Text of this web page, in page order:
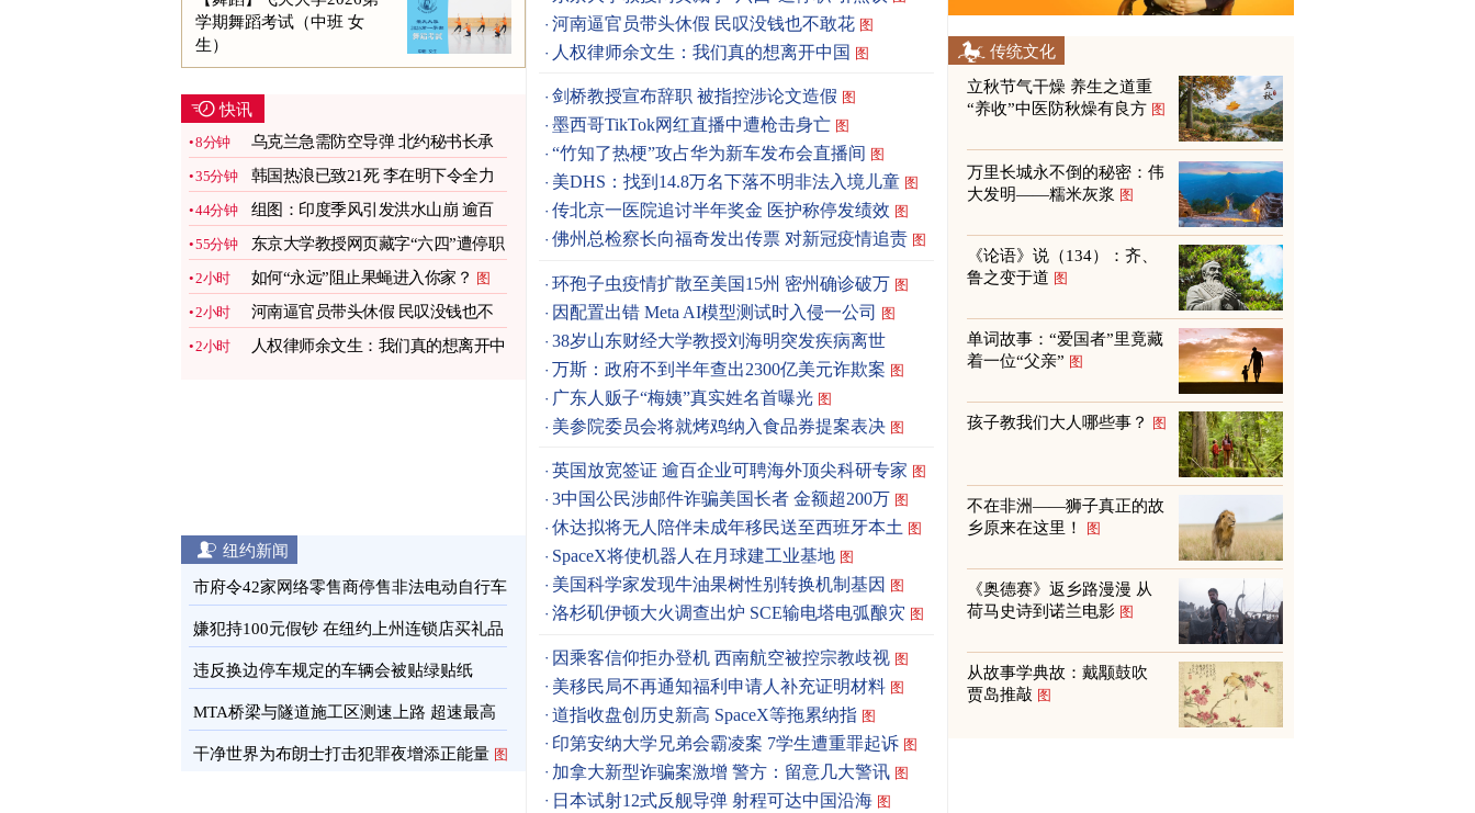
学期舞蹈考试（中班 女
生）
快讯
8分钟
乌克兰急需防空导弹 北约秘书长承
诺支援 图
35分钟
韩国热浪已致21死 李在明下令全力
应对
44分钟
组图：印度季风引发洪水山崩 逾百
人丧生 图
55分钟
东京大学教授网页藏字“六四”遭停职
引热议 图
2小时 如何“永远”阻止果蝇进入你家？ 图
2小时
河南逼官员带头休假 民叹没钱也不
敢花 图
2小时
人权律师余文生：我们真的想离开中
纽约新闻
市府令42家网络零售商停售非法电动自行车
图
嫌犯持100元假钞 在纽约上州连锁店买礼品
卡 图
违反换边停车规定的车辆会被贴绿贴纸
MTA桥梁与隧道施工区测速上路 超速最高
罚100元 图
干净世界为布朗士打击犯罪夜增添正能量 图
河南逼官员带头休假 民叹没钱也不敢花 图
人权律师余文生：我们真的想离开中国 图
剑桥教授宣布辞职 被指控涉论文造假 图
墨西哥TikTok网红直播中遭枪击身亡 图
“竹知了热梗”攻占华为新车发布会直播间 图
美DHS：找到14.8万名下落不明非法入境儿童 图
传北京一医院追讨半年奖金 医护称停发绩效 图
佛州总检察长向福奇发出传票 对新冠疫情追责 图
环孢子虫疫情扩散至美国15州 密州确诊破万 图
因配置出错 Meta AI模型测试时入侵一公司 图
38岁山东财经大学教授刘海明突发疾病离世
万斯：政府不到半年查出2300亿美元诈欺案 图
广东人贩子“梅姨”真实姓名首曝光 图
美参院委员会将就烤鸡纳入食品券提案表决 图
英国放宽签证 逾百企业可聘海外顶尖科研专家 图
3中国公民涉邮件诈骗美国长者 金额超200万 图
休达拟将无人陪伴未成年移民送至西班牙本土 图
SpaceX将使机器人在月球建工业基地 图
美国科学家发现牛油果树性别转换机制基因 图
洛杉矶伊顿大火调查出炉 SCE输电塔电弧酿灾 图
因乘客信仰拒办登机 西南航空被控宗教歧视 图
美移民局不再通知福利申请人补充证明材料 图
道指收盘创历史新高 SpaceX等拖累纳指 图
印第安纳大学兄弟会霸凌案 7学生遭重罪起诉 图
加拿大新型诈骗案激增 警方：留意几大警讯 图
日本试射12式反舰导弹 射程可达中国沿海 图
传统文化
立秋节气干燥 养生之道重
“养收”中医防秋燥有良方 图
万里长城永不倒的秘密：伟
大发明——糯米灰浆 图
《论语》说（134）：齐、
鲁之变于道 图
单词故事：“爱国者”里竟藏
着一位“父亲” 图
孩子教我们大人哪些事？ 图
不在非洲——狮子真正的故
乡原来在这里！
图
《奥德赛》返乡路漫漫 从
荷马史诗到诺兰电影 图
从故事学典故：戴颙鼓吹
贾岛推敲 图